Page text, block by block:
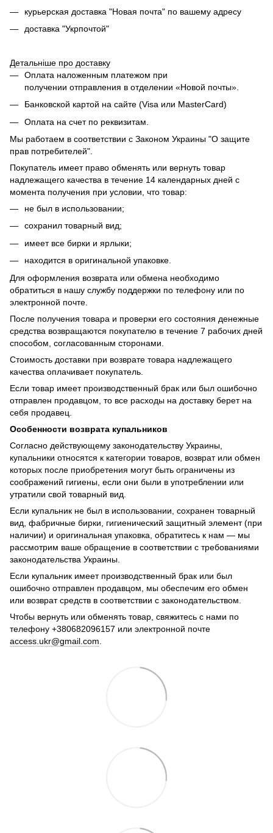
курьерская доставка "Новая почта" по вашему адресу
доставка "Укрпочтой"
Детальніше про доставку
Оплата наложенным платежом при
получении отправления в отделении «Новой почты».
Банковской картой на сайте (Visa или MasterCard)
Оплата на счет по реквизитам.
Мы работаем в соответствии с Законом Украины "О защите
прав потребителей".
Покупатель имеет право обменять или вернуть товар
надлежащего качества в течение 14 календарных дней с
момента получения при условии, что товар:
не был в использовании;
сохранил товарный вид;
имеет все бирки и ярлыки;
находится в оригинальной упаковке.
Для оформления возврата или обмена необходимо
обратиться в нашу службу поддержки по телефону или по
электронной почте.
После получения товара и проверки его состояния денежные
средства возвращаются покупателю в течение 7 рабочих дней
способом, согласованным сторонами.
Стоимость доставки при возврате товара надлежащего
качества оплачивает покупатель.
Если товар имеет производственный брак или был ошибочно
отправлен продавцом, то все расходы на доставку берет на
себя продавец.
Особенности возврата купальников
Согласно действующему законодательству Украины,
купальники относятся к категории товаров, возврат или обмен
которых после приобретения могут быть ограничены из
соображений гигиены, если они были в употреблении или
утратили свой товарный вид.
Если купальник не был в использовании, сохранен товарный
вид, фабричные бирки, гигиенический защитный элемент (при
наличии) и оригинальная упаковка, обратитесь к нам — мы
рассмотрим ваше обращение в соответствии с требованиями
законодательства Украины.
Если купальник имеет производственный брак или был
ошибочно отправлен продавцом, мы обеспечим его обмен
или возврат средств в соответствии с законодательством.
Чтобы вернуть или обменять товар, свяжитесь с нами по
телефону +380682096157 или электронной почте
access.ukr@gmail.com